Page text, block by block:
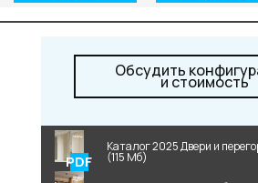
Обсудить
и стоимость
Каталог 2025 Двери и
(115 Мб)